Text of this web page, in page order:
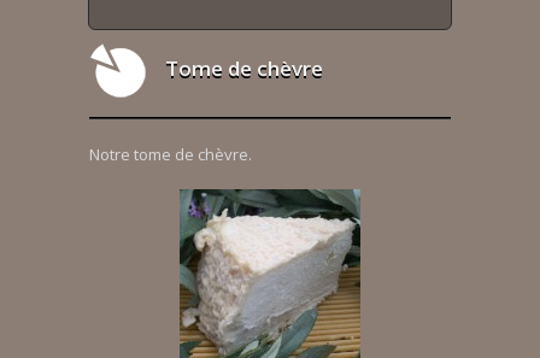
Tome de chèvre
Notre tome de chèvre.